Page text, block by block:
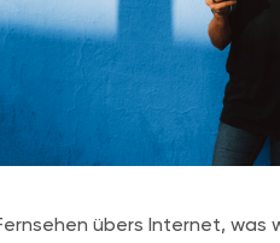
übers Internet, was